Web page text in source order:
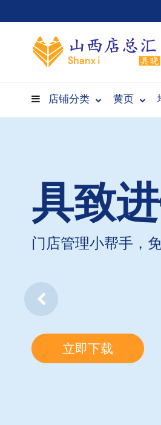
店铺分类 黄页
具致
门店管理小帮手，
立即下载